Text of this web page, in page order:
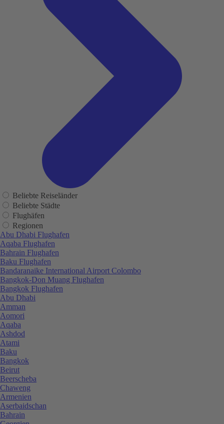
Beliebte Reiseländer
Beliebte Städte
Flughäfen
Regionen
Abu Dhabi Flughafen
Aqaba Flughafen
Bahrain Flughafen
Baku Flughafen
Bandaranaike International Airport Colombo
Bangkok-Don Muang Flughafen
Bangkok Flughafen
Abu Dhabi
Amman
Aomori
Aqaba
Ashdod
Atami
Baku
Bangkok
Beirut
Beerscheba
Chaweng
Armenien
Aserbaidschan
Bahrain